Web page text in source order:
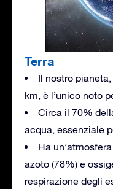
Terra
Il nostro
km, è l’unico noto
Circa il 70%
acqua, essenziale
Ha
azoto (78%) e
respirazione degli